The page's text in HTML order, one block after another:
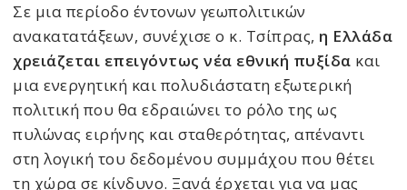
Σε μια περίοδο έντονων γεωπολιτικών
ανακατατάξεων, συνέχισε ο κ. Τσίπρας, η Ελλάδα
χρειάζεται επειγόντως νέα εθνική πυξίδα και
μια ενεργητική και πολυδιάστατη εξωτερική
πολιτική που θα εδραιώνει το ρόλο της ως
πυλώνας ειρήνης και σταθερότητας, απέναντι
στη λογική του δεδομένου συμμάχου που θέτει
τη χώρα σε κίνδυνο. Ξανά έρχεται για να μας